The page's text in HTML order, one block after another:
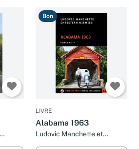
Bon
LIVRE
Alabama 1963
Ludovic Manchette et